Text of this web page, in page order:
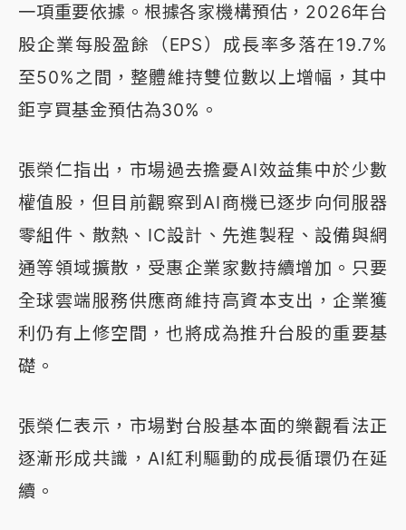
一項重要依據。根據各家機構預估，2026年台
股企業每股盈餘（EPS）成長率多落在19.7%
至50%之間，整體維持雙位數以上增幅，其中
鉅亨買基金預估為30%。
張榮仁指出，市場過去擔憂AI效益集中於少數
權值股，但目前觀察到AI商機已逐步向伺服器
零組件、散熱、IC設計、先進製程、設備與網
通等領域擴散，受惠企業家數持續增加。只要
全球雲端服務供應商維持高資本支出，企業獲
利仍有上修空間，也將成為推升台股的重要基
礎。
張榮仁表示，市場對台股基本面的樂觀看法正
逐漸形成共識，AI紅利驅動的成長循環仍在延
續。